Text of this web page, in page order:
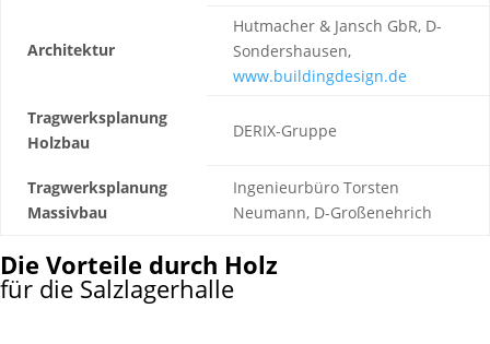
Architektur
Hutmacher & Jansch GbR, D-
Sondershausen,
www.buildingdesign.de
Tragwerksplanung
Holzbau
DERIX-Gruppe
Tragwerksplanung
Massivbau
Ingenieurbüro Torsten
Neumann, D-Großenehrich
Die Vorteile durch Holz
für die Salzlagerhalle